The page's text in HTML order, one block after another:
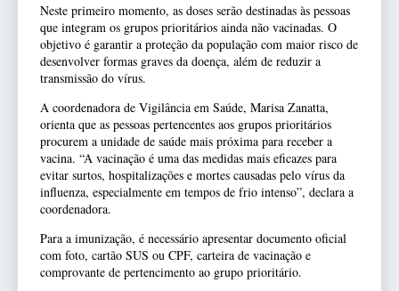
Neste primeiro momento, as doses serão destinadas às pessoas
que integram os grupos prioritários ainda não vacinadas. O
objetivo é garantir a proteção da população com maior risco de
desenvolver formas graves da doença, além de reduzir a
transmissão do vírus.
A coordenadora de Vigilância em Saúde, Marisa Zanatta,
orienta que as pessoas pertencentes aos grupos prioritários
procurem a unidade de saúde mais próxima para receber a
vacina. “A vacinação é uma das medidas mais eficazes para
evitar surtos, hospitalizações e mortes causadas pelo vírus da
influenza, especialmente em tempos de frio intenso”, declara a
coordenadora.
Para a imunização, é necessário apresentar documento oficial
com foto, cartão SUS ou CPF, carteira de vacinação e
comprovante de pertencimento ao grupo prioritário.